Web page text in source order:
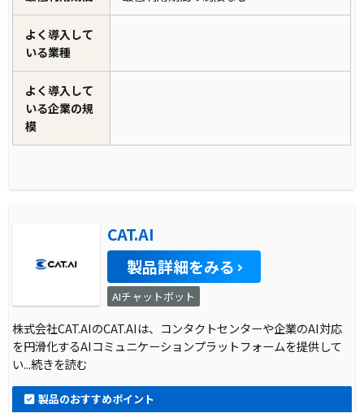
よく導入して
いる業種
よく導入して
いる企業の規
模
CAT.AI
製品詳細をみる
AIチャットボット
株式会社CAT.AIのCAT.AIは、コンタクトセンターや企業のAI対応
を円滑化するAIコミュニケーションプラットフォームを提供して
い...続きを読む
製品のおすすめポイント